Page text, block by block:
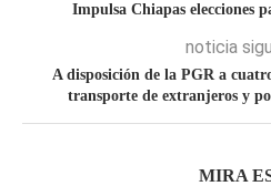
Impulsa Chiapas elecciones
noticia
A disposición de la PGR a
transporte de extranjeros y
MIRA